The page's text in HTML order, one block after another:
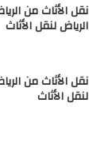
نقل الأثاث من
الرياض لنقل الأثاث
نقل الأثاث من
لنقل الأثاث